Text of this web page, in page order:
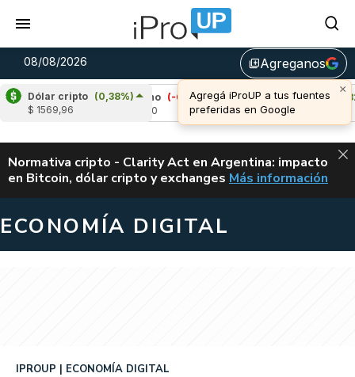
08/08/2026 library_addAgreganos
Dólar cripto (0,38%)
$ 1569,96
Cardano (-0,30%)
Avalanche
(1,82%)
u$s 6,52
ALERTA
Normativa cripto - Clarity Act en Argentina: impacto
en Bitcoin, dólar cripto y exchanges CLARITY ACT EN
Más información
ECONOMÍA DIGITAL
IPROUP ECONOMÍA DIGITAL